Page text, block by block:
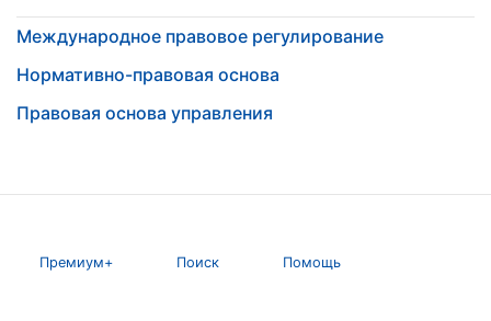
Международное правовое регулирование
Нормативно-правовая основа
Правовая основа управления
Премиум+ Поиск Помощь